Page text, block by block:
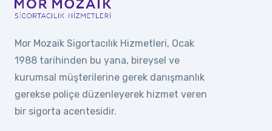
Mor Mozaik Sigortacılık Hizmetleri, Ocak
1988 tarihinden bu yana, bireysel ve
kurumsal müşterilerine gerek danışmanlık
gerekse poliçe düzenleyerek hizmet veren
bir sigorta acentesidir.